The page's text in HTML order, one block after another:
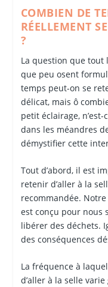
COMBIEN DE
RÉELLEMENT
?
La question que tout
que peu osent
temps peut-on se
délicat, mais ô
petit éclairage,
dans les méandres
démystifier cette
Tout d’abord, il est
retenir d’aller à la
recommandée.
est conçu pour nous
libérer des déchets.
des conséquences
La fréquence à
d’aller à la selle